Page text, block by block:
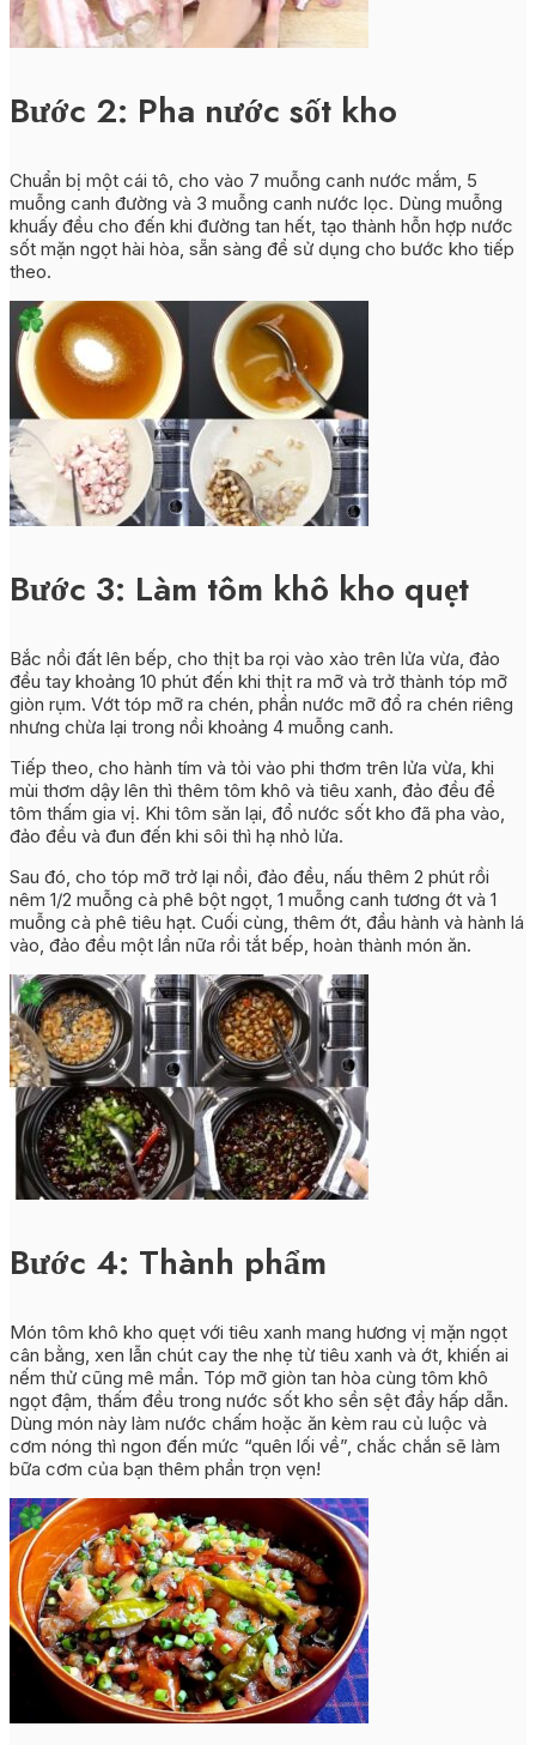
Bước 2: Pha nước sốt kho
Chuẩn bị một cái tô, cho vào 7 muỗng canh nước mắm, 5
muỗng canh đường và 3 muỗng canh nước lọc. Dùng muỗng
khuấy đều cho đến khi đường tan hết, tạo thành hỗn hợp nước
sốt mặn ngọt hài hòa, sẵn sàng để sử dụng cho bước kho tiếp
theo.
Bước 3: Làm tôm khô kho quẹt
Bắc nồi đất lên bếp, cho thịt ba rọi vào xào trên lửa vừa, đảo
đều tay khoảng 10 phút đến khi thịt ra mỡ và trở thành tóp mỡ
giòn rụm. Vớt tóp mỡ ra chén, phần nước mỡ đổ ra chén riêng
nhưng chừa lại trong nồi khoảng 4 muỗng canh.
Tiếp theo, cho hành tím và tỏi vào phi thơm trên lửa vừa, khi
mùi thơm dậy lên thì thêm tôm khô và tiêu xanh, đảo đều để
tôm thấm gia vị. Khi tôm săn lại, đổ nước sốt kho đã pha vào,
đảo đều và đun đến khi sôi thì hạ nhỏ lửa.
Sau đó, cho tóp mỡ trở lại nồi, đảo đều, nấu thêm 2 phút rồi
nêm 1/2 muỗng cà phê bột ngọt, 1 muỗng canh tương ớt và 1
muỗng cà phê tiêu hạt. Cuối cùng, thêm ớt, đầu hành và hành lá
vào, đảo đều một lần nữa rồi tắt bếp, hoàn thành món ăn.
Bước 4: Thành phẩm
Món tôm khô kho quẹt với tiêu xanh mang hương vị mặn ngọt
cân bằng, xen lẫn chút cay the nhẹ từ tiêu xanh và ớt, khiến ai
nếm thử cũng mê mẩn. Tóp mỡ giòn tan hòa cùng tôm khô
ngọt đậm, thấm đều trong nước sốt kho sền sệt đầy hấp dẫn.
Dùng món này làm nước chấm hoặc ăn kèm rau củ luộc và
cơm nóng thì ngon đến mức “quên lối về”, chắc chắn sẽ làm
bữa cơm của bạn thêm phần trọn vẹn!